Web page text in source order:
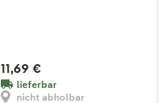
11,69 €
lieferbar
nicht abholbar